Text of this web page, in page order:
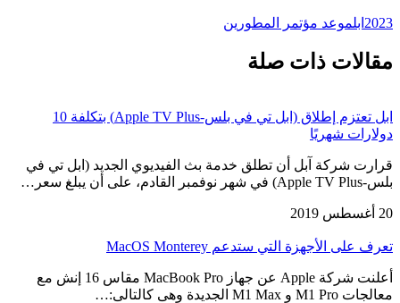
2023 ابلموعد مؤتمر المطورين
مقالات ذات صلة
ابل تعتزم إطلاق (ابل تي في بلس-Apple TV Plus) بتكلفة 10
دولارات شهريًا
قرارت شركة آبل أن تطلق خدمة بث الفيديوي الجديد (ابل تي في
بلس-Apple TV Plus) في شهر نوفمبر القادم، على أن يبلغ سعر…
20 أغسطس 2019
تعرف على الأجهزة التي ستدعم MacOS Monterey
أعلنت شركة Apple عن جهاز MacBook Pro مقاس 16 إنش مع
معالجات M1 Pro و M1 Max الجديدة وهى كالتالى:…